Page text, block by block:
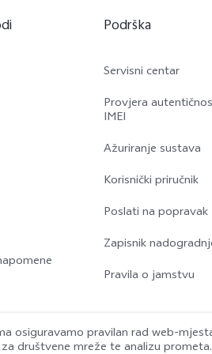
Podrška
Servisni centar
Provjera
IMEI
Ažuriranje sustava
Korisnički priručnik
Poslati na popravak
Zapisnik
Pravila o jamstvu
osiguravamo pravilan rad web-
društvene mreže te analizu